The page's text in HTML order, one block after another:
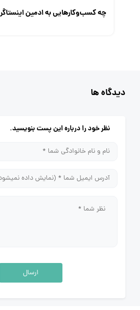
چه کسب‌و‌کارهایی به ادمین
دیدگاه ها
نظر خود را درباره این پست بنویسید.
ارسال